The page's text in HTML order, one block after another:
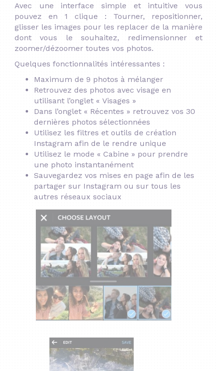
Avec une interface simple et intuitive vous
pouvez en 1 clique : Tourner, repositionner,
glisser les images pour les replacer de la manière
dont vous le souhaitez, redimensionner et
zoomer/dézoomer toutes vos photos.
Quelques fonctionnalités intéressantes :
Maximum de 9 photos à mélanger
Retrouvez des photos avec visage en
utilisant l’onglet « Visages »
Dans l’onglet « Récentes » retrouvez vos 30
dernières photos sélectionnées
Utilisez les filtres et outils de création
Instagram afin de le rendre unique
Utilisez le mode « Cabine » pour prendre
une photo instantanément
Sauvegardez vos mises en page afin de les
partager sur Instagram ou sur tous les
autres réseaux sociaux